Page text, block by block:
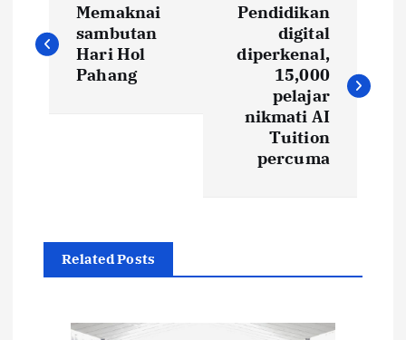
o
Memaknai
sambutan
Hari Hol
Pahang
Pendidikan
digital
diperkenal,
15,000
pelajar
nikmati AI
Tuition
percuma
Related Posts